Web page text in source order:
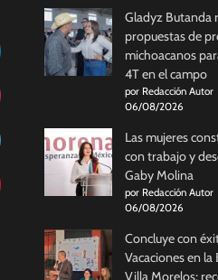
Gladyz Butanda
propuestas de
michoacanos
4T en el campo
por Redacción Autor
06/08/2026
Las mujeres
con trabajo y
Gaby Molina
por Redacción Autor
06/08/2026
Concluye con
Vacaciones en la
Villa Morelos;